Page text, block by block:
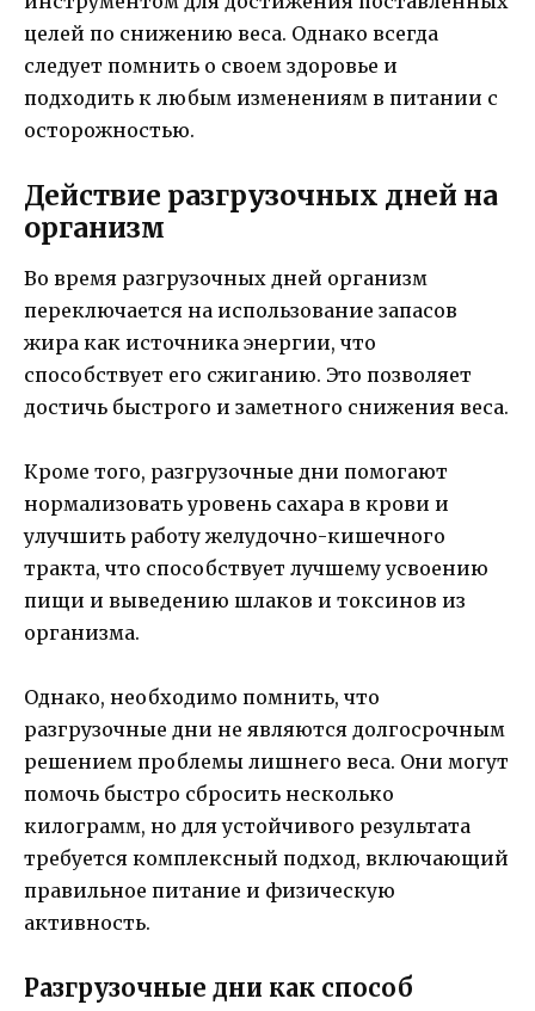
целей по снижению веса. Однако всегда
следует помнить о своем здоровье и
подходить к любым изменениям в питании с
осторожностью.
Действие разгрузочных дней на
организм
Во время разгрузочных дней организм
переключается на использование запасов
жира как источника энергии, что
способствует его сжиганию. Это позволяет
достичь быстрого и заметного снижения веса.
Кроме того, разгрузочные дни помогают
нормализовать уровень сахара в крови и
улучшить работу желудочно-кишечного
тракта, что способствует лучшему усвоению
пищи и выведению шлаков и токсинов из
организма.
Однако, необходимо помнить, что
разгрузочные дни не являются долгосрочным
решением проблемы лишнего веса. Они могут
помочь быстро сбросить несколько
килограмм, но для устойчивого результата
требуется комплексный подход, включающий
правильное питание и физическую
активность.
Разгрузочные дни как способ